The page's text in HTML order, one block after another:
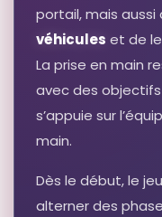
Sun
Voir
portail, mais
véhicules et de
La prise en main
avec des
s’appuie sur
main.
Dès le début, le
alterner des